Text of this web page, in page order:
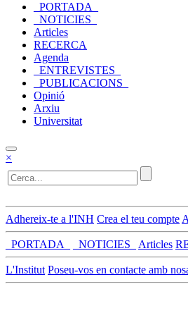
_PORTADA_
_NOTICIES_
Articles
RECERCA
Agenda
_ENTREVISTES_
_PUBLICACIONS_
Opinió
Arxiu
Universitat
×
Adhereix-te a l'INH Crea el teu compte
_PORTADA_ _NOTICIES_ Articles
L'Institut Poseu-vos en contacte amb